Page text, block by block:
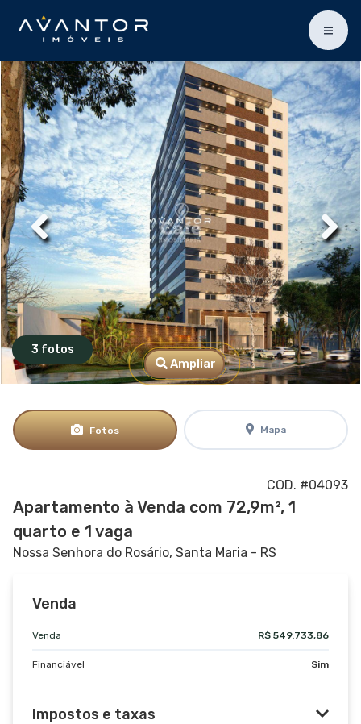
3 fotos
Ampliar
Fotos Mapa
COD. #04093
Apartamento à Venda com 72,9m², 1
quarto e 1 vaga
Nossa Senhora do Rosário, Santa Maria - RS
Venda
Venda R$ 549.733,86
Financiável Sim
Impostos e taxas